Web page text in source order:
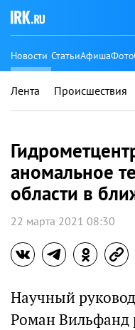
Новости СтатьиАфишаФото
Лента Происшествия
аномальное
области в
22 марта 2021 08:30
Научный
Роман Вильфанд